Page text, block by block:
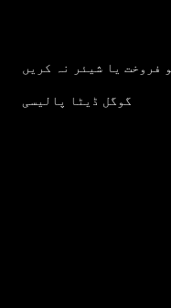
فروخت یا شیئر نہ کریں
گوگل ڈیٹا پالیسی